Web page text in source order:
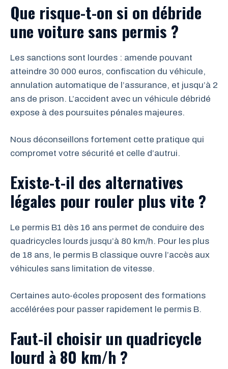
Que risque-t-on si on débride
une voiture sans permis ?
Les sanctions sont lourdes : amende pouvant
atteindre 30 000 euros, confiscation du véhicule,
annulation automatique de l’assurance, et jusqu’à 2
ans de prison. L’accident avec un véhicule débridé
expose à des poursuites pénales majeures.
Nous déconseillons fortement cette pratique qui
compromet votre sécurité et celle d’autrui.
Existe-t-il des alternatives
légales pour rouler plus vite ?
Le permis B1 dès 16 ans permet de conduire des
quadricycles lourds jusqu’à 80 km/h. Pour les plus
de 18 ans, le permis B classique ouvre l’accès aux
véhicules sans limitation de vitesse.
Certaines auto-écoles proposent des formations
accélérées pour passer rapidement le permis B.
Faut-il choisir un quadricycle
lourd à 80 km/h ?